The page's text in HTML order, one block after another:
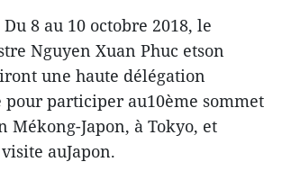
8 au 10 octobre 2018, le
Nguyen Xuan Phuc etson
une haute délégation
participer au10ème sommet
Mékong-Japon, à Tokyo, et
auJapon.